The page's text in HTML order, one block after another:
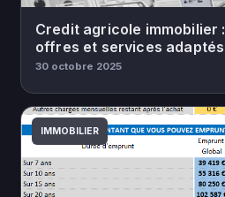
Credit agricole immobilier
offres et services
30 octobre 2025
IMMOBILIER